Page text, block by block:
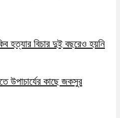
হত্যার বিচার দুই বছরেও হয়নি
উপাচার্যের কাছে জকসুর